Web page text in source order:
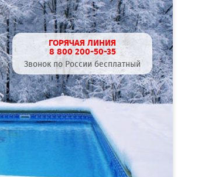
ГОРЯЧАЯ ЛИНИЯ
8 800 200-50-35
Звонок по России бесплатный